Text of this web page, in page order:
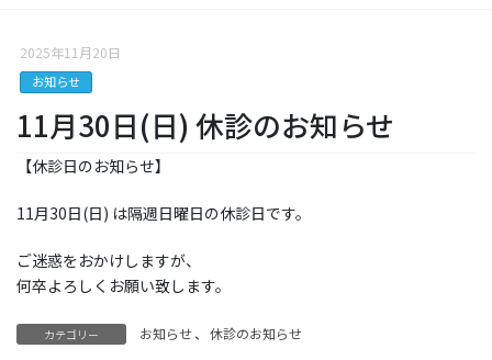
2025年11月20日
お知らせ
11月30日(日) 休診のお知らせ
【休診日のお知らせ】
11月30日(日) は隔週日曜日の休診日です。
ご迷惑をおかけしますが、
何卒よろしくお願い致します。
カテゴリー お知らせ、 休診のお知らせ